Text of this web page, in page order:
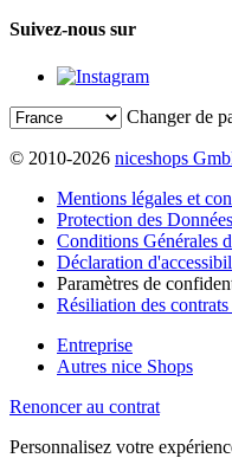
Suivez-nous sur
Changer de
© 2010-2026 niceshops
Mentions légales et
Protection des Données
Conditions Générales
Déclaration
Paramètres de
Résiliation des
Entreprise
Autres nice Shops
Renoncer au contrat
Personnalisez votre